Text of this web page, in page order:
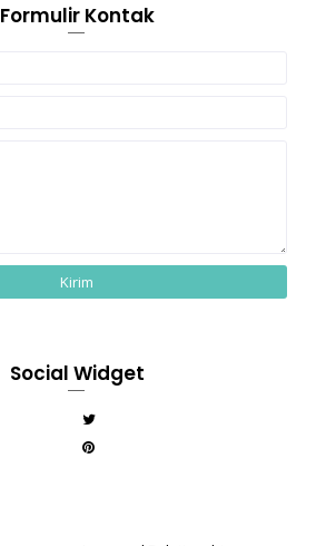
Formulir Kontak
Social Widget